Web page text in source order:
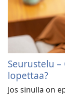
Seurustelu
lopettaa?
Jos sinulla on